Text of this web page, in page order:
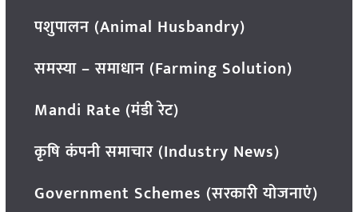
पशुपालन (Animal Husbandry)
समस्या – समाधान (Farming Solution)
Mandi Rate (मंडी रेट)
कृषि कंपनी समाचार (Industry News)
Government Schemes (सरकारी योजनाएं)